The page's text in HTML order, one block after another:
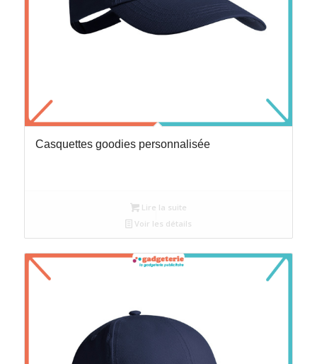
Casquettes goodies personnalisée
Lire la suite
Voir les détails